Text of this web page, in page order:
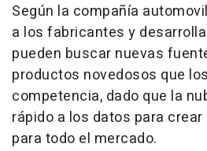
Según la compañía
a los fabricantes y
pueden buscar nuevas
productos novedosos que
competencia, dado que la
rápido a los datos para
para todo el mercado.